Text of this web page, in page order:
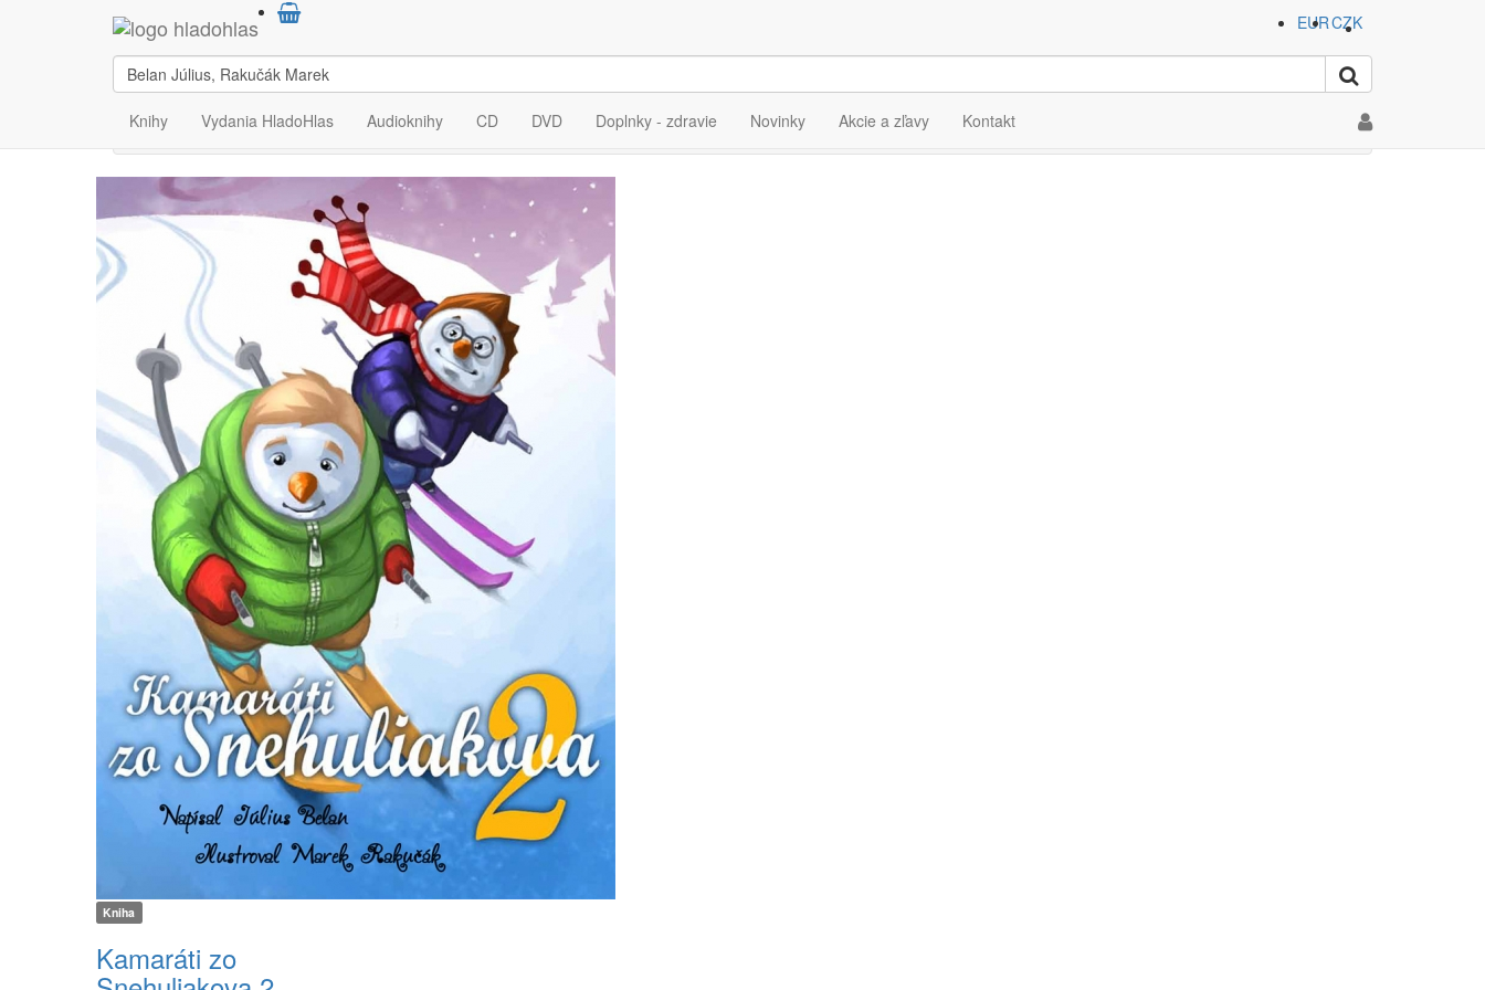
EURCZK
Knihy Vydania HladoHlas Audioknihy CD DVD Doplnky - zdravie Novinky Akcie a zľavy Kontakt
Výsledky vyhľadávania pre výraz"Belan Július, Rakučák Marek"
Počet výsledkov: 1
Kniha
Kamaráti zo